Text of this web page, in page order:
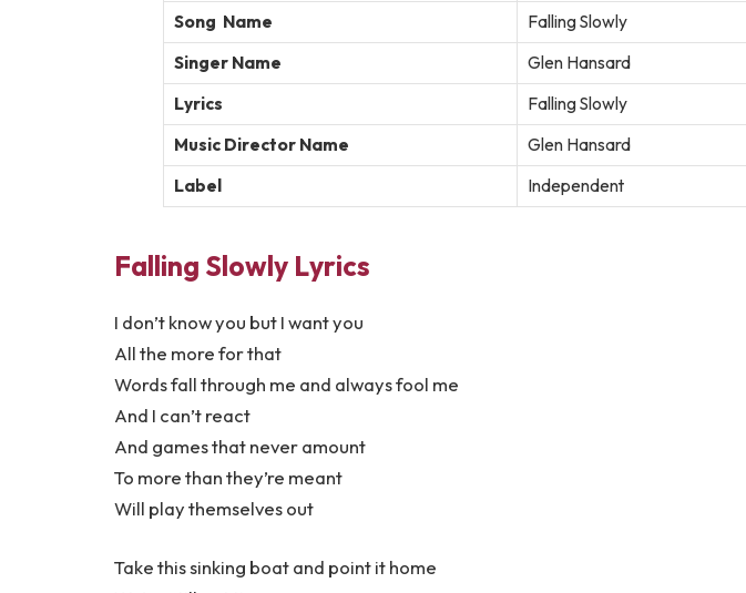
Song Name
Falling Slowly
Singer Name
Glen Hansard
Lyrics
Falling Slowly
Music Director Name
Glen Hansard
Label
Independent
Falling Slowly Lyrics
I don’t know you but I want you
All the more for that
Words fall through me and always fool me
And I can’t react
And games that never amount
To more than they’re meant
Will play themselves out
Take this sinking boat and point it home